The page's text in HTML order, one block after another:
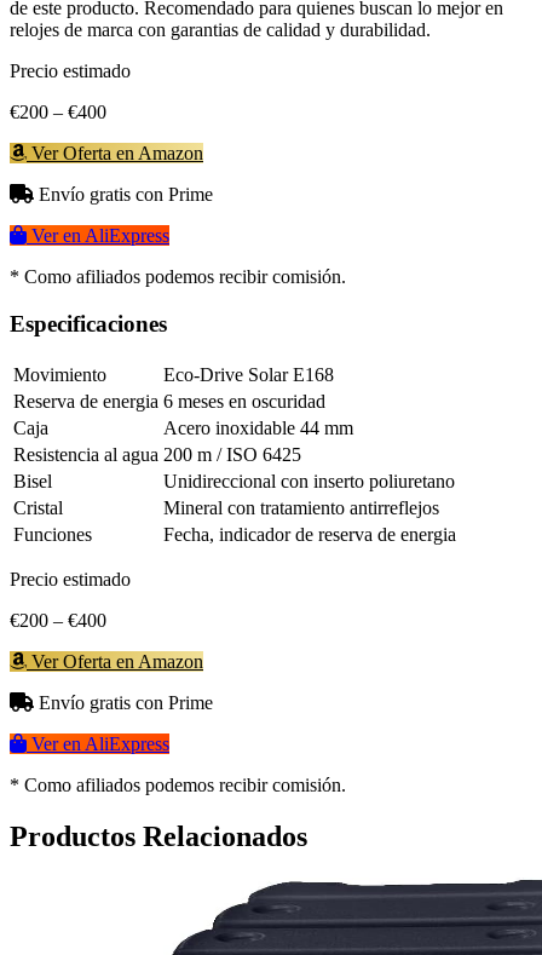
de este producto. Recomendado para quienes buscan lo mejor en
relojes de marca con garantias de calidad y durabilidad.
Precio estimado
€200 – €400
Ver Oferta en Amazon
Envío gratis con Prime
Ver en AliExpress
* Como afiliados podemos recibir comisión.
Especificaciones
Movimiento
Eco-Drive Solar E168
Reserva de energia 6 meses en oscuridad
Caja
Acero inoxidable 44 mm
Resistencia al agua 200 m / ISO 6425
Bisel
Unidireccional con inserto poliuretano
Cristal
Mineral con tratamiento antirreflejos
Funciones
Fecha, indicador de reserva de energia
Precio estimado
€200 – €400
Ver Oferta en Amazon
Envío gratis con Prime
Ver en AliExpress
* Como afiliados podemos recibir comisión.
Productos Relacionados